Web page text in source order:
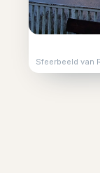
Sfeerbeeld van